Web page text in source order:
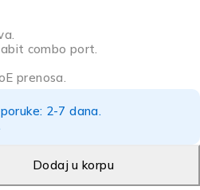
combo port.
prenosa.
2-7 dana.
Dodaj u korpu